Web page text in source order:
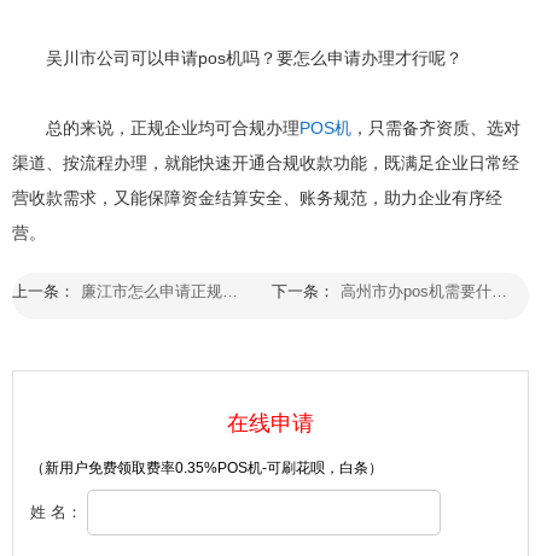
吴川市公司可以申请pos机吗？要怎么申请办理才行呢？
总的来说，正规企业均可合规办理POS机 ，只需备齐资质、选对
渠道、按流程办理，就能快速开通合规收款功能，既满足企业日常经
营收款需求，又能保障资金结算安全、账务规范，助力企业有序经
营。
上一条： 廉江市怎么申请正规的pos机业务办理比较好 下一条： 高州市办pos机需要什么东西和手续怎么才能办理？
在线申请
（新用户免费领取费率0.35%POS机-可刷花呗，白条）
姓 名：